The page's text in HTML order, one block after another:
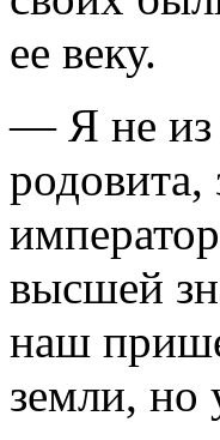
ее веку.
— Я не из
родови­та,
высшей
наш
земли, но